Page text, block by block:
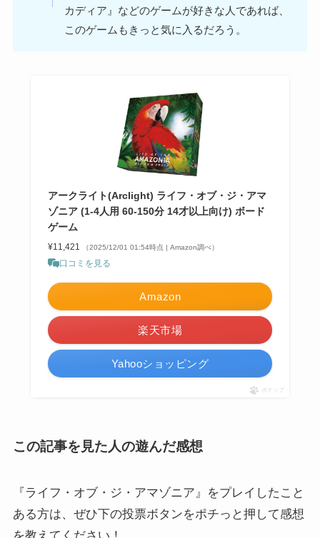
カディア』などのゲームが好きな人であれば、
このゲームもきっと気に入るだろう。
アークライト(Arclight) ライフ・オブ・ジ・アマ
ゾニア (1-4人用 60-150分 14才以上向け) ボード
ゲーム
¥11,421 （2025/12/01 01:54時点 | Amazon調べ）
口コミを見る
Amazon
楽天市場
Yahooショッピング
ポチップ
この記事を見た人の遊んだ感想
『ライフ・オブ・ジ・アマゾニア』をプレイしたこと
ある方は、ぜひ下の投票ボタンをポチっと押して感想